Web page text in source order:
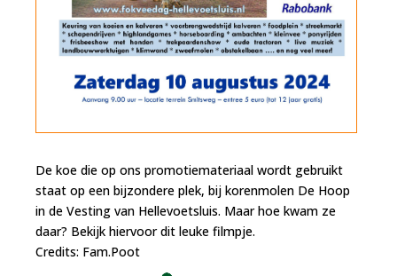
De koe die op ons promotiemateriaal wordt gebruikt
staat op een bijzondere plek, bij korenmolen De Hoop
in de Vesting van Hellevoetsluis. Maar hoe kwam ze
daar? Bekijk hiervoor dit leuke filmpje.
Credits: Fam.Poot